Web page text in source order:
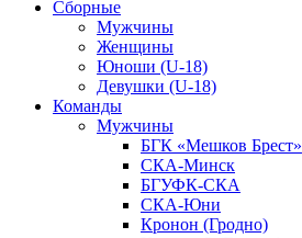
Сборные
Мужчины
Женщины
Юноши (U-18)
Девушки (U-18)
Команды
Мужчины
БГК «Мешков Брест»
СКА-Минск
БГУФК-СКА
СКА-Юни
Кронон (Гродно)